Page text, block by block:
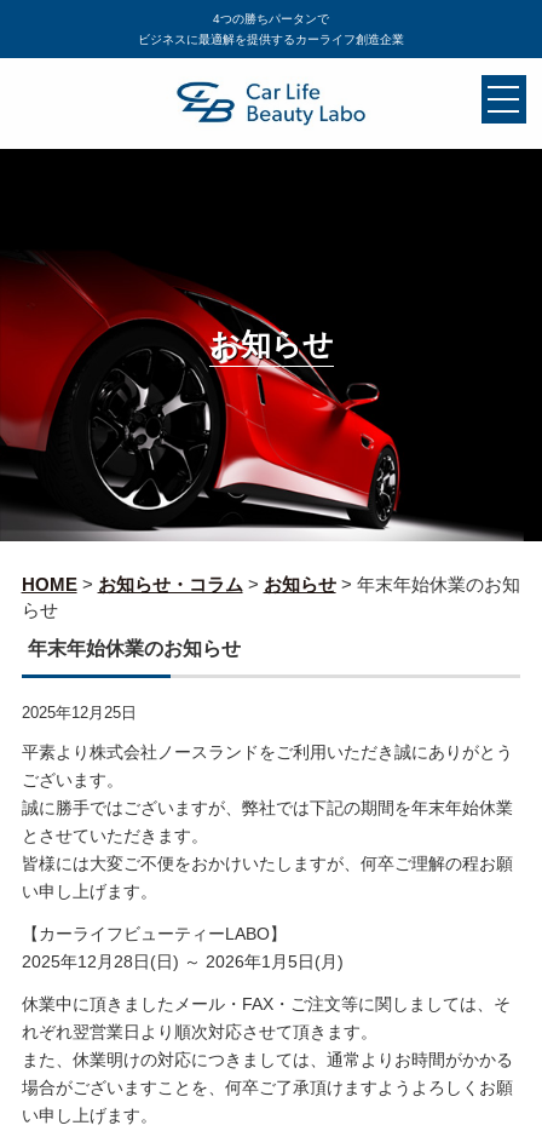
4つの勝ちパータンで
ビジネスに最適解を提供するカーライフ創造企業
お知らせ
HOME> お知らせ・コラム > お知らせ> 年末年始休業のお知
らせ
年末年始休業のお知らせ
2025年12月25日
平素より株式会社ノースランドをご利用いただき誠にありがとう
ございます。
誠に勝手ではございますが、弊社では下記の期間を年末年始休業
とさせていただきます。
皆様には大変ご不便をおかけいたしますが、何卒ご理解の程お願
い申し上げます。
【カーライフビューティーLABO】
2025年12月28日(日) ～ 2026年1月5日(月)
休業中に頂きましたメール・FAX・ご注文等に関しましては、そ
れぞれ翌営業日より順次対応させて頂きます。
また、休業明けの対応につきましては、通常よりお時間がかかる
場合がございますことを、何卒ご了承頂けますようよろしくお願
い申し上げます。